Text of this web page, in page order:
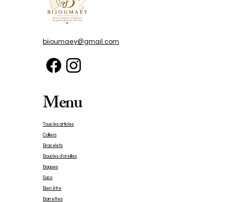
des eaux cristallines de la Côte
d’Azur. Chaque détail a été
imaginé pour apporter une
et de raffinement à toutes tes
Créées dans mon atelier
réalisées en pâte polymère
soigneusement travaillée, puis
protégées par une finition en
résine brillante qui révèle toute
hypoallergénique assure un
bijoumaey@gmail.com
Menu
Tous les articles
Colliers
Bracelets
Boucles d'oreilles
Bagues
Sacs
Bien être
Barrettes